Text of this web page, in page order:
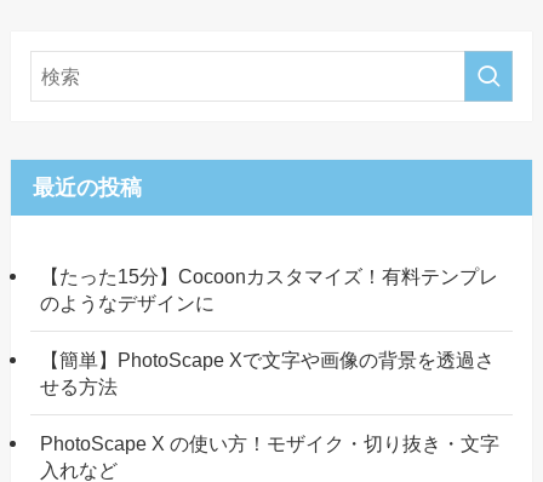
最近の投稿
【たった15分】Cocoonカスタマイズ！有料テンプレ
のようなデザインに
【簡単】PhotoScape Xで文字や画像の背景を透過さ
せる方法
PhotoScape X の使い方！モザイク・切り抜き・文字
入れなど